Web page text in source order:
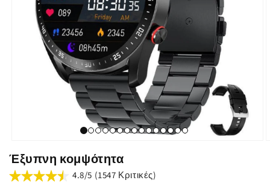
Έξυπνη κομψότητα
4.8/5 (1547 Κριτικές)